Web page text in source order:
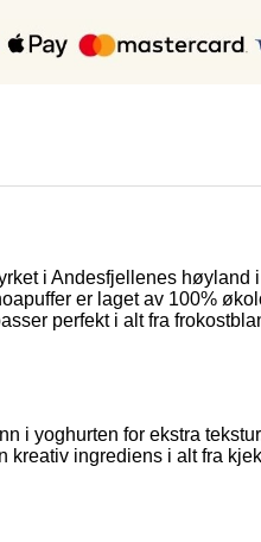
i Andesfjellenes høyland
er laget av 100%
perfekt i alt fra
i yoghurten for ekstra
ingrediens i alt fra